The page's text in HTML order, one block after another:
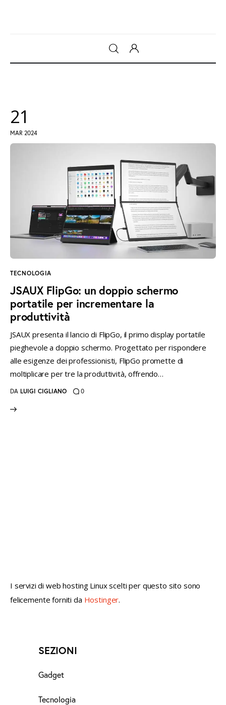
Web Log
twitter-
x
rss
21
MAR 2024
TECNOLOGIA
JSAUX FlipGo: un doppio schermo
portatile per incrementare la
produttività
JSAUX presenta il lancio di FlipGo, il primo display portatile
pieghevole a doppio schermo. Progettato per rispondere
alle esigenze dei professionisti, FlipGo promette di
moltiplicare per tre la produttività, offrendo…
DA LUIGI CIGLIANO 0
I servizi di web hosting Linux scelti per questo sito sono
felicemente forniti da Hostinger.
SEZIONI
Gadget
Tecnologia